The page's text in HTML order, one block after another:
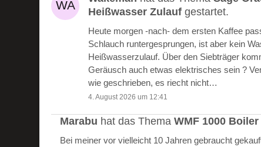
Heißwasser Zulauf gestartet.
Heute morgen -nach- dem ersten Kaffee
Schlauch runtergesprungen, ist aber kein
Heißwasserzulauf. Über den Siebträger
Geräusch auch etwas elektrisches sein ?
wie geschrieben, es riecht nicht…
4. August 2026 um 12:41
Marabu hat das ThemaWMF 1000
Bei meiner vor vielleicht 10 Jahren gebraucht